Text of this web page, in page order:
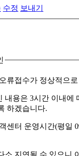
수정 보내기
류접수가 정상적으
내용은 3시간 이내에
하겠습니다.
센터 운영시간(평일